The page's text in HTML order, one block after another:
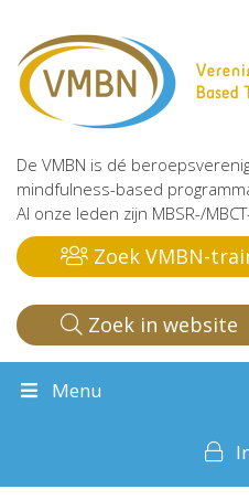
De VMBN is dé
mindfulness-based
Al onze leden zijn MBSR-/
Zoek VMBN-
Zoek in website
Menu